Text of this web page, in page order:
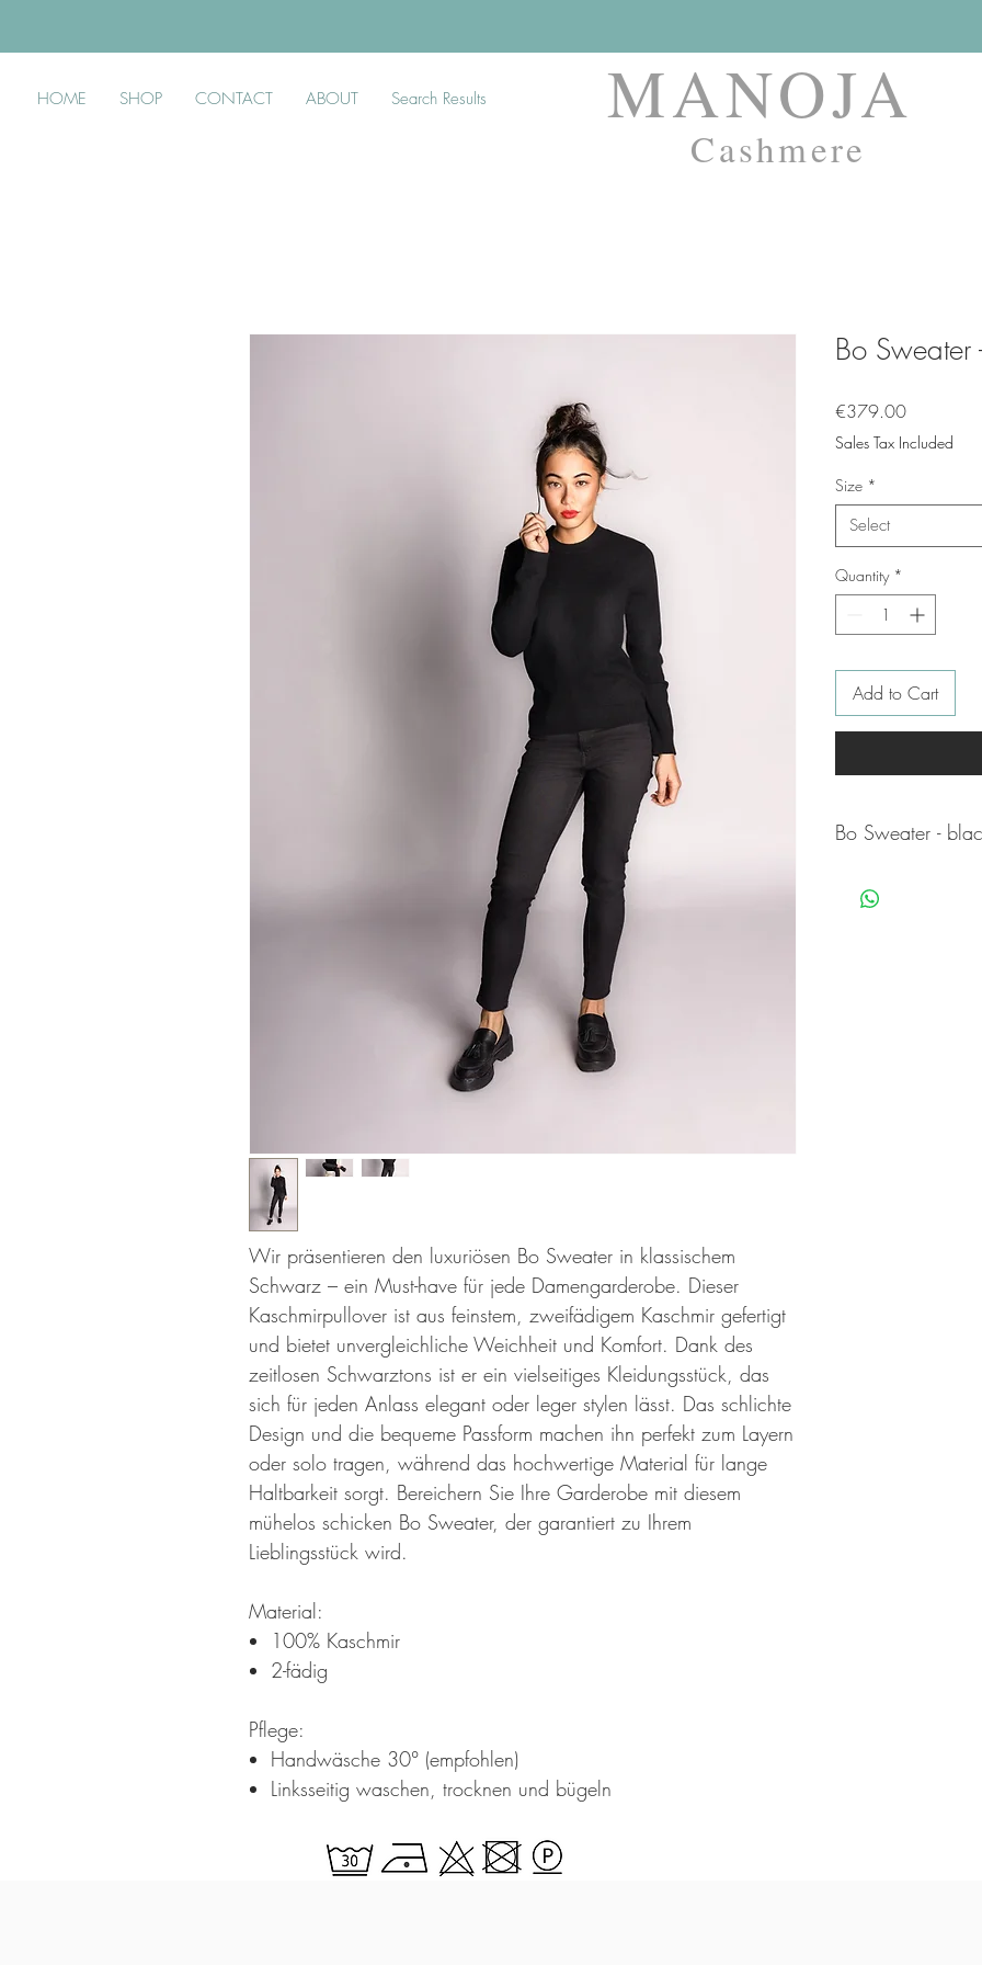
HOME SHOP CONTACT ABOUT Search Results MANOJA
Cashmere
Wir präsentieren den luxuriösen Bo Sweater in klassischem
Schwarz – ein Must-have für jede Damengarderobe. Dieser
Kaschmirpullover ist aus feinstem, zweifädigem Kaschmir gefertigt
und bietet unvergleichliche Weichheit und Komfort. Dank des
zeitlosen Schwarztons ist er ein vielseitiges Kleidungsstück, das
sich für jeden Anlass elegant oder leger stylen lässt. Das schlichte
Design und die bequeme Passform machen ihn perfekt zum Layern
oder solo tragen, während das hochwertige Material für lange
Haltbarkeit sorgt. Bereichern Sie Ihre Garderobe mit diesem
mühelos schicken Bo Sweater, der garantiert zu Ihrem
Lieblingsstück wird.
Material:
100% Kaschmir
2-fädig
Pflege:
Handwäsche 30° (empfohlen)
Linksseitig waschen, trocknen und bügeln
Bo Sweater
€379.00Price
Sales Tax Included
Size *
Select
Quantity *
Add to Cart
Bo Sweater -
Rundhals